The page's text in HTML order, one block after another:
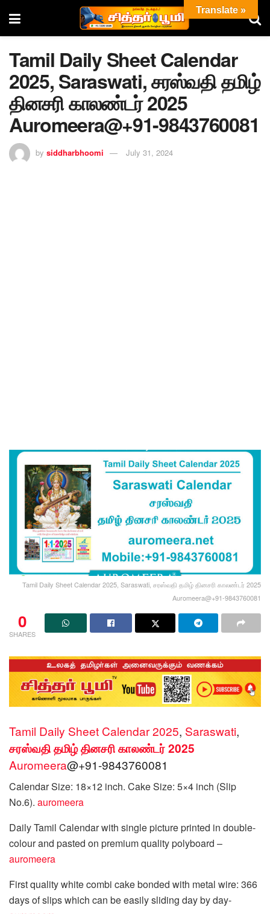
Tamil Daily Sheet Calendar
2025, Saraswati, சரஸ்வதி தமிழ்
தினசரி காலண்டர் 2025
Auromeera@+91-9843760081
by siddharbhoomi July 31, 2024
Tamil Daily Sheet Calendar 2025, Saraswati, சரஸ்வதி தமிழ் தினசரி காலண்டர் 2025
Auromeera@+91-9843760081
0
SHARES
Tamil Daily Sheet Calendar 2025, Saraswati,
சரஸ்வதி தமிழ் தினசரி காலண்டர் 2025
Auromeera@+91-9843760081
Calendar Size: 18×12 inch. Cake Size: 5×4 inch (Slip
No.6). auromeera
Daily Tamil Calendar with single picture printed in double-
colour and pasted on premium quality polyboard –
auromeera
First quality white combi cake bonded with metal wire: 366
days of slips which can be easily sliding day by day-
Translate »